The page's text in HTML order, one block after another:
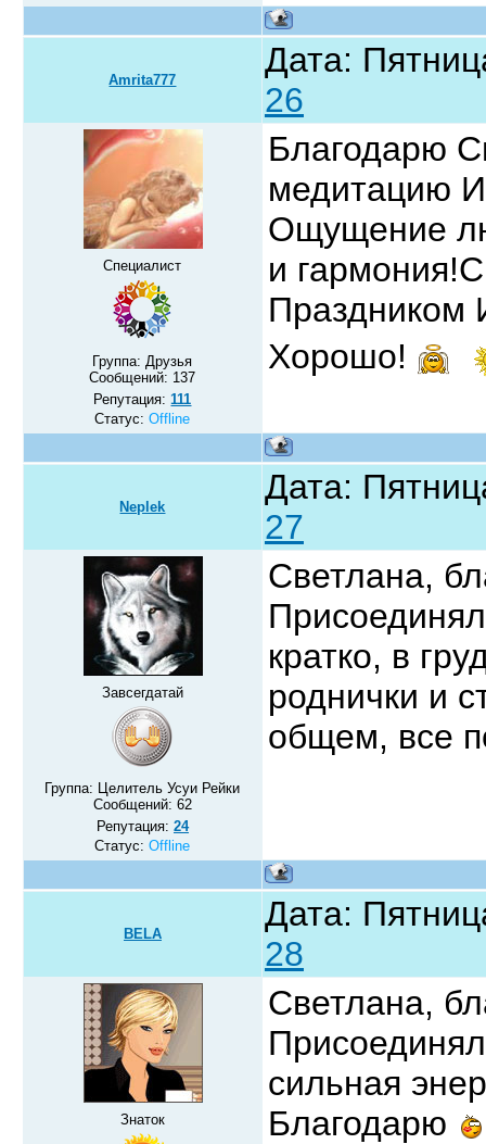
Amrita777
Дата:
26
Специалист
Группа: Друзья
Сообщений: 137
Репутация:111
Статус:Offline
Благодарю
медитацию
Ощущение
и
Праздником
Хорошо!
Neplek
Дата:
27
Завсегдатай
Группа: Целитель Усуи Рейки
Сообщений: 62
Репутация: 24
Статус:Offline
Светлана,
кратко, в
роднички и
общем, все
BELA
Дата:
28
Знаток
Светлана,
сильная
Благодарю